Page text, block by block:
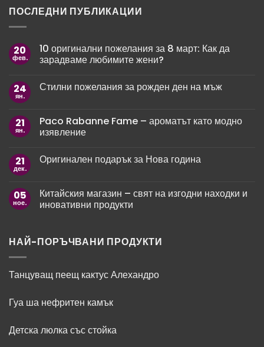
ПОСЛЕДНИ ПУБЛИКАЦИИ
20
фев.
10 оригинални пожелания за 8 март: Как да
зарадваме любимите жени?
за
за
8
март:
зарадваме
любимите
24
ян.
Стилни пожелания за рожден ден на мъж
Стилни
пожелания
за
на
мъж
21
ян.
Paco Rabanne Fame – ароматът като модно
изявление
за
Paco
–
ароматът
като
21
дек.
Оригинален подарък за Нова година
Оригинален
подарък
за
05
ное.
Китайския магазин – свят на изгодни находки и
иновативни продукти
Китайския
магазин
изгодни
иновативни
продукти
НАЙ-ПОРЪЧВАНИ ПРОДУКТИ
Танцуващ пеещ кактус Алехандро
Гуа ша нефритен камък
Детска люлка със стойка